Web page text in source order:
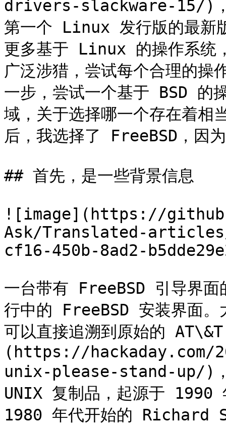
drivers-slackware-15/)，
第一个 Linux 发行版的最新
更多基于 Linux 的操作系统
广泛涉猎，尝试每个合理的操
一步，尝试一个基于 BSD 的
域，关于选择哪一个存在着相
后，我选择了 FreeBSD，因
## 首先，是一些背景信息
![image](https://
Ask/Translated-articles/
cf16-450b-8ad2-
一台带有 FreeBSD 引导界面
行中的 FreeBSD 安装界面。
可以直接追溯到原始的
(https://
unix-please-stand-up/)，
UNIX 复制品，起源于
1980 年代开始的 Richard